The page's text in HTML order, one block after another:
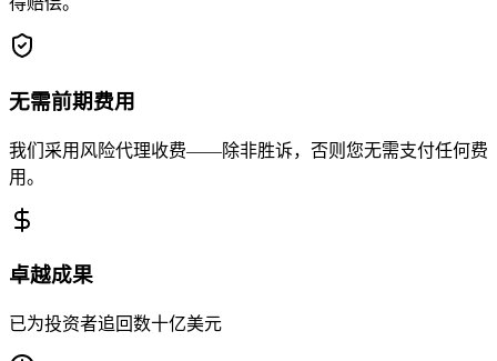
无需前期费用
我们采用风险代理收费——除非胜诉，否则您无需支付任何费
用。
卓越成果
已为投资者追回数十亿美元